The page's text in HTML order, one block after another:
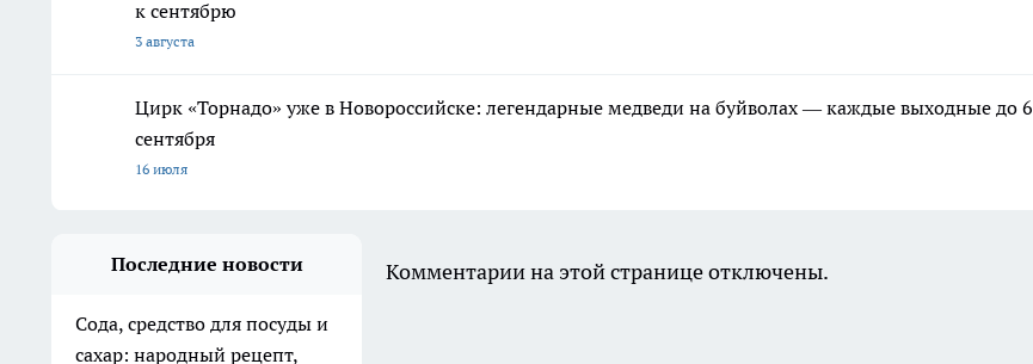
к сентябрю
3 августа
Цирк «Торнадо» уже в Новороссийске: легендарные медведи на буйволах — каждые выходные до 6
сентября
16 июля
Последние новости
Сода, средство для посуды и
сахар: народный рецепт,
Комментарии на этой странице отключены.